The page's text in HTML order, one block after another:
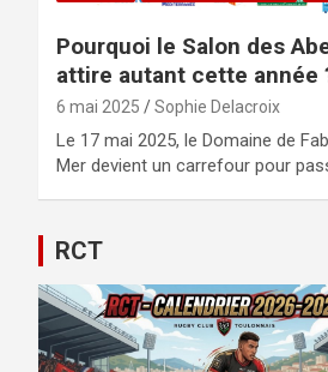
Pourquoi le Salon des
attire autant cette année
6 mai 2025 Sophie Delacroix
Le 17 mai 2025, le Domaine de
Mer devient un carrefour pour
RCT